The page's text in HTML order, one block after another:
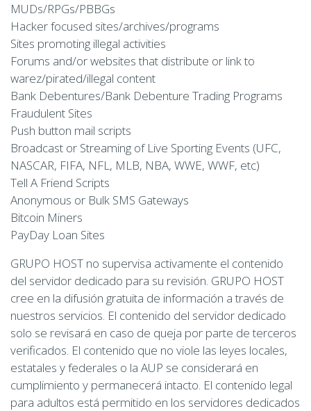
MUDs/RPGs/PBBGs
Hacker focused sites/archives/programs
Sites promoting illegal activities
Forums and/or websites that distribute or link to
warez/pirated/illegal content
Bank Debentures/Bank Debenture Trading Programs
Fraudulent Sites
Push button mail scripts
Broadcast or Streaming of Live Sporting Events (UFC,
NASCAR, FIFA, NFL, MLB, NBA, WWE, WWF, etc)
Tell A Friend Scripts
Anonymous or Bulk SMS Gateways
Bitcoin Miners
PayDay Loan Sites
GRUPO HOST no supervisa activamente el contenido
del servidor dedicado para su revisión. GRUPO HOST
cree en la difusión gratuita de información a través de
nuestros servicios. El contenido del servidor dedicado
solo se revisará en caso de queja por parte de terceros
verificados. El contenido que no viole las leyes locales,
estatales y federales o la AUP se considerará en
cumplimiento y permanecerá intacto. El contenido legal
para adultos está permitido en los servidores dedicados